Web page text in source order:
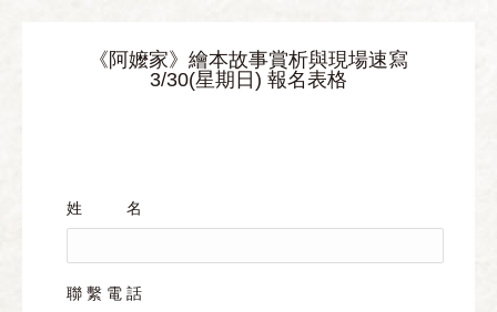
《阿嬤家》繪本故事賞析與現場速寫
3/30(星期日) 報名表格
姓 名
聯 繫 電 話